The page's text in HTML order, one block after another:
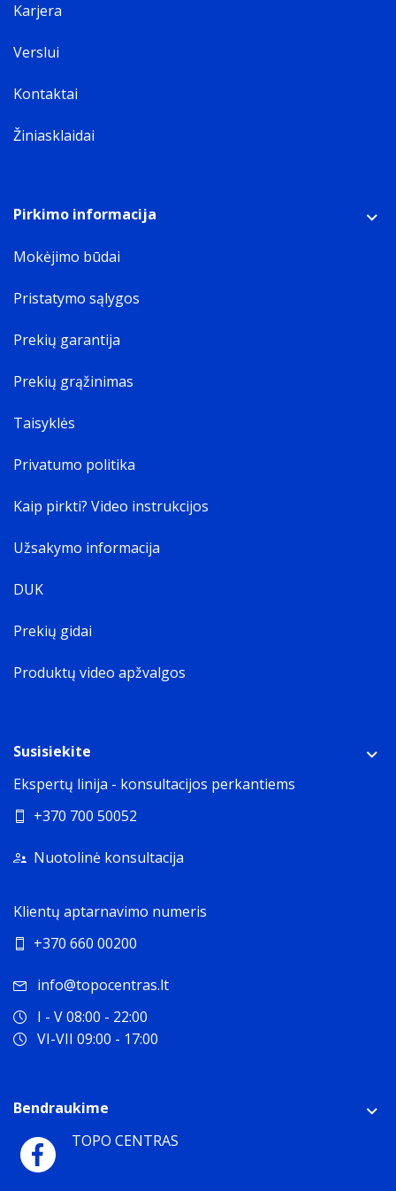
Karjera
Verslui
Kontaktai
Žiniasklaidai
Pirkimo informacija
Mokėjimo būdai
Pristatymo sąlygos
Prekių garantija
Prekių grąžinimas
Taisyklės
Privatumo politika
Kaip pirkti? Video instrukcijos
Užsakymo informacija
DUK
Prekių gidai
Produktų video apžvalgos
Susisiekite
Ekspertų linija - konsultacijos perkantiems
+370 700 50052
Nuotolinė konsultacija
Klientų aptarnavimo numeris
+370 660 00200
info@topocentras.lt
I - V 08:00 - 22:00
VI-VII 09:00 - 17:00
Bendraukime
TOPO CENTRAS